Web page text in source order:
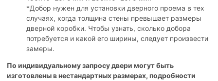
*Добор нужен для установки дверного проема в тех
случаях, когда толщина стены превышает размеры
дверной коробки. Чтобы узнать, сколько добора
потребуется и какой его ширины, следует произвести
замеры.
По индивидуальному запросу двери могут быть
изготовлены в нестандартных размерах, подробности